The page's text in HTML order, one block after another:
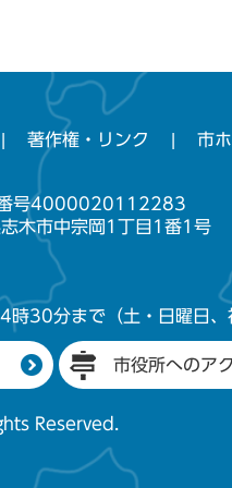
著作権・リンク 市
号4000020112283
木市中宗岡1丁目1番1号
時30分まで（土・日曜日
市役所へのア
Reserved.